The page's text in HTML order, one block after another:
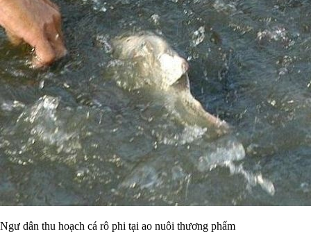
Ngư dân thu hoạch cá rô phi tại ao nuôi thương phẩm